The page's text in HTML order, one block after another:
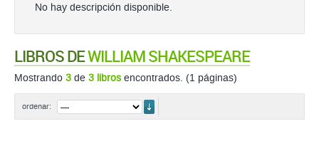
No hay descripción disponible.
LIBROS DEWILLIAM SHAKESPEARE
Mostrando 3 de 3 libros encontrados. (1 páginas)
ordenar: